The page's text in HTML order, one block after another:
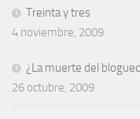
Treinta y tres
4 noviembre, 2009
¿La muerte del
26 octubre, 2009